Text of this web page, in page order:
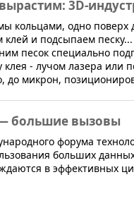
3D-
кольцами, одно поверх
клей и подсыпаем
песок специально
клея - лучом лазера или
до микрон,
большие вызовы
форума
больших
в эффективных